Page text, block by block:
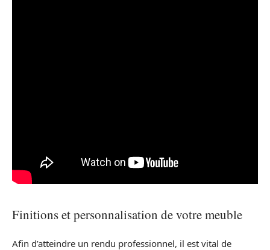
Finitions et personnalisation de votre meuble
Afin d’atteindre un rendu professionnel, il est vital de